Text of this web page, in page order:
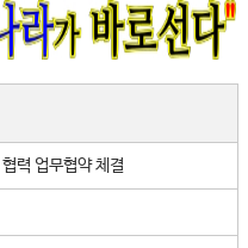
력 업무협약 체결